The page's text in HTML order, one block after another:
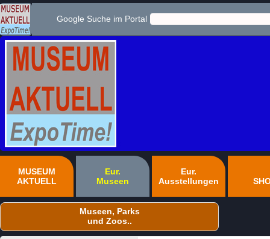
Google Suche im Portal
MUSEUM
AKTUELL
Eur.
Museen
Eur.
Ausstellungen
Museen, Parks
und Zoos..